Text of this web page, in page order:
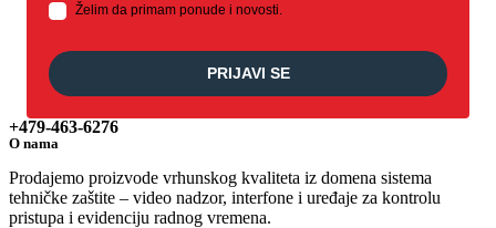
Želim da primam ponude i novosti.
PRIJAVI SE
+479-463-6276
O nama
Prodajemo proizvode vrhunskog kvaliteta iz domena sistema
tehničke zaštite – video nadzor, interfone i uređaje za kontrolu
pristupa i evidenciju radnog vremena.